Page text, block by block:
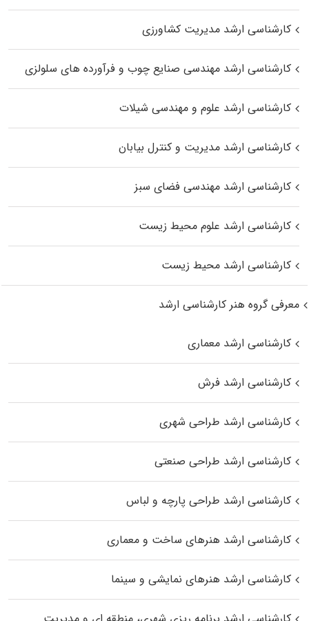
کارشناسی ارشد مدیریت کشاورزی
کارشناسی ارشد مهندسی صنایع چوب و فرآورده‌ های سلولزی
کارشناسی ارشد علوم و مهندسی شیلات
کارشناسی ارشد مدیریت و کنترل بیابان
کارشناسی ارشد مهندسی فضای سبز
کارشناسی ارشد علوم محیط‌ زیست
کارشناسی ارشد محیط زیست
معرفی گروه هنر کارشناسی ارشد
کارشناسی ارشد معماری
کارشناسی ارشد فرش
کارشناسی ارشد طراحی شهری
کارشناسی ارشد طراحی صنعتی
کارشناسی ارشد طراحی پارچه و لباس
کارشناسی ارشد هنرهای ساخت و معماری
کارشناسی ارشد هنرهای نمایشی و سینما